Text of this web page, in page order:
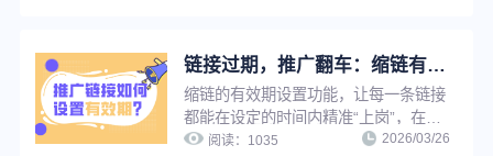
考。
链接过期，推广翻车：缩链有效期设置，让每一条链接都在对的时间“退休”
缩链的有效期设置功能，让每一条链接
都能在设定的时间内精准“上岗”，在任
务完成后体面“退休”。你不用再为活动
阅读： 1035 2026/03/26